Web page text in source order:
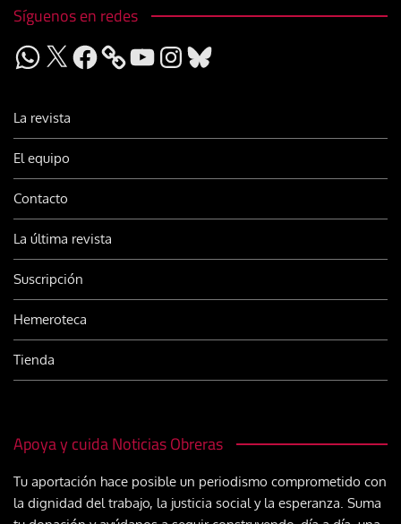
Síguenos en redes
WhatsApp
X Facebook YouTubeInstagram
Bluesky
La revista
El equipo
Contacto
La última revista
Suscripción
Hemeroteca
Tienda
Apoya y cuida Noticias Obreras
Tu aportación hace posible un periodismo comprometido con
la dignidad del trabajo, la justicia social y la esperanza. Suma